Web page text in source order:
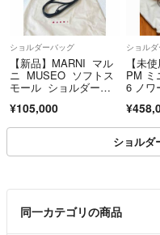
ショルダーバッグ
【新品】MARNI マル
ニ MUSEO ソフトス
モール ショルダーバ
¥105,000
ショル
【未
PM ミ
6 ノワ
ショルダ
同一カテゴリの商品